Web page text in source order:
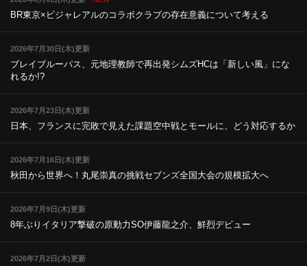
BR東京×ビジャレアルのコラボクラブの存在意義について考える
2026年7月30日(木)更新
ブレイブルーパス、元地理教師で再出発シムズHCは「新しい風」にな
れるか!?
2026年7月23日(木)更新
日本、フランスに完敗で見えた課題空中戦とモールに、どう対応するか
2026年7月16日(木)更新
秋田から世界へ！丸尾崇真の挑戦セブンズ全国大会の規模拡大へ
2026年7月9日(木)更新
8年ぶりイタリア撃破の原動力SO伊藤龍之介、鮮烈デビュー
2026年7月2日(木)更新